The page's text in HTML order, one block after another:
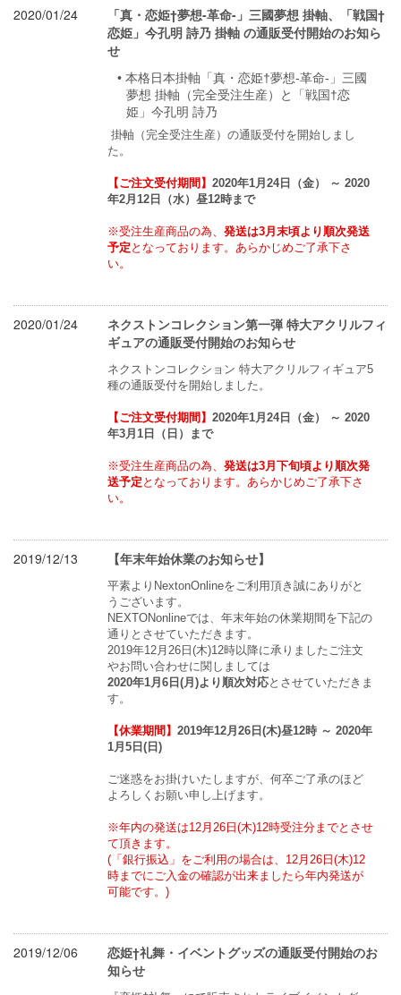
2020/01/24
「真・恋姫†夢想-革命-」三國夢想 掛軸、「戦国†
恋姫」今孔明 詩乃 掛軸 の通販受付開始のお知ら
せ
本格日本掛軸「真・恋姫†夢想-革命-」三國
夢想 掛軸（完全受注生産）と「戦国†恋
姫」今孔明 詩乃
た。
【ご注文受付期間】 2020年1月24日（金） ～ 2020
年2月12日（水）昼12時まで
※受注生産商品の為、 発送は3月末頃より順次発送
予定 となっております。あらかじめご了承下さ
い。
2020/01/24
ネクストンコレクション第一弾 特大アクリルフィ
ギュアの通販受付開始のお知らせ
ネクストンコレクション 特大アクリルフィギュア5
種の通販受付を開始しました。
【ご注文受付期間】 2020年1月24日（金） ～ 2020
年3月1日（日）まで
※受注生産商品の為、 発送は3月下旬頃より順次発
送予定 となっております。あらかじめご了承下さ
い。
2019/12/13 【年末年始休業のお知らせ】
平素よりNextonOnlineをご利用頂き誠にありがと
うございます。
NEXTONonlineでは、年末年始の休業期間を下記の
通りとさせていただきます。
2019年12月26日(木)12時以降に承りましたご注文
やお問い合わせに関しましては
2020年1月6日(月)より順次対応とさせていただきま
す。
【休業期間】 2019年12月26日(木)昼12時 ～ 2020年
1月5日(日)
ご迷惑をお掛けいたしますが、何卒ご了承のほど
よろしくお願い申し上げます。
※年内の発送は12月26日(木)12時受注分までとさせ
て頂きます。
(「銀行振込」をご利用の場合は、12月26日(木)12
時までにご入金の確認が出来ましたら年内発送が
可能です。)
2019/12/06
恋姫†礼舞・イベントグッズの通販受付開始のお
知らせ